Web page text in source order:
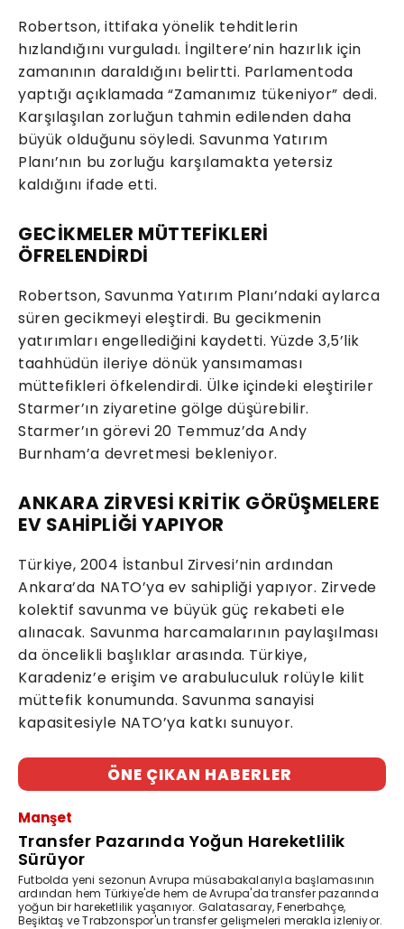
Robertson, ittifaka yönelik tehditlerin
hızlandığını vurguladı. İngiltere’nin hazırlık için
zamanının daraldığını belirtti. Parlamentoda
yaptığı açıklamada “Zamanımız tükeniyor” dedi.
Karşılaşılan zorluğun tahmin edilenden daha
büyük olduğunu söyledi. Savunma Yatırım
Planı’nın bu zorluğu karşılamakta yetersiz
kaldığını ifade etti.
GECİKMELER MÜTTEFİKLERİ
ÖFRELENDİRDİ
Robertson, Savunma Yatırım Planı’ndaki aylarca
süren gecikmeyi eleştirdi. Bu gecikmenin
yatırımları engellediğini kaydetti. Yüzde 3,5’lik
taahhüdün ileriye dönük yansımaması
müttefikleri öfkelendirdi. Ülke içindeki eleştiriler
Starmer’ın ziyaretine gölge düşürebilir.
Starmer’ın görevi 20 Temmuz’da Andy
Burnham’a devretmesi bekleniyor.
ANKARA ZİRVESİ KRİTİK GÖRÜŞMELERE
EV SAHİPLİĞİ YAPIYOR
Türkiye, 2004 İstanbul Zirvesi’nin ardından
Ankara’da NATO’ya ev sahipliği yapıyor. Zirvede
kolektif savunma ve büyük güç rekabeti ele
alınacak. Savunma harcamalarının paylaşılması
da öncelikli başlıklar arasında. Türkiye,
Karadeniz’e erişim ve arabuluculuk rolüyle kilit
müttefik konumunda. Savunma sanayisi
kapasitesiyle NATO’ya katkı sunuyor.
ÖNE ÇIKAN HABERLER
Manşet
Transfer Pazarında Yoğun Hareketlilik
Sürüyor
Futbolda yeni sezonun Avrupa müsabakalarıyla başlamasının
ardından hem Türkiye'de hem de Avrupa'da transfer pazarında
yoğun bir hareketlilik yaşanıyor. Galatasaray, Fenerbahçe,
Beşiktaş ve Trabzonspor'un transfer gelişmeleri merakla izleniyor.